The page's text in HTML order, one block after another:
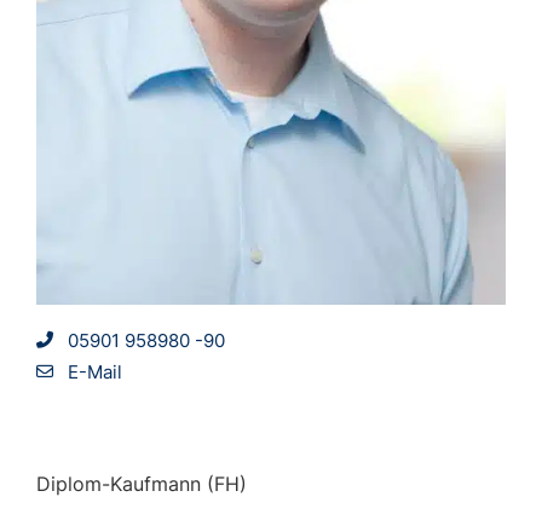
Diplom-Kaufmann (FH)
05901 958980 -90
E-Mail